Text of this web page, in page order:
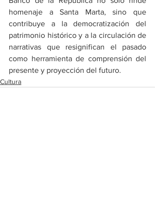
homenaje a Santa Marta, sino que
contribuye a la democratización del
patrimonio histórico y a la circulación de
narrativas que resignifican el pasado
como herramienta de comprensión del
presente y proyección del futuro.
Cultura